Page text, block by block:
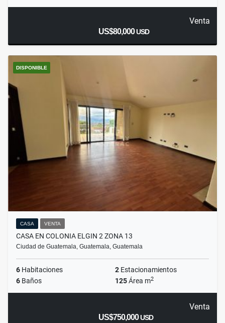
Venta
US$80,000USD
DISPONIBLE
CASA VENTA
CASA EN COLONIA ELGIN 2 ZONA 13
Ciudad de Guatemala, Guatemala, Guatemala
6 Habitaciones 2 Estacionamientos
6 Baños 125Área m2
Venta
US$750,000USD